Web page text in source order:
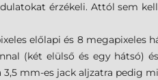
érzékeli. Attól sem
előlapi és 8
(két elülső és egy hátsó)
3,5 mm-es jack aljzatra pedig